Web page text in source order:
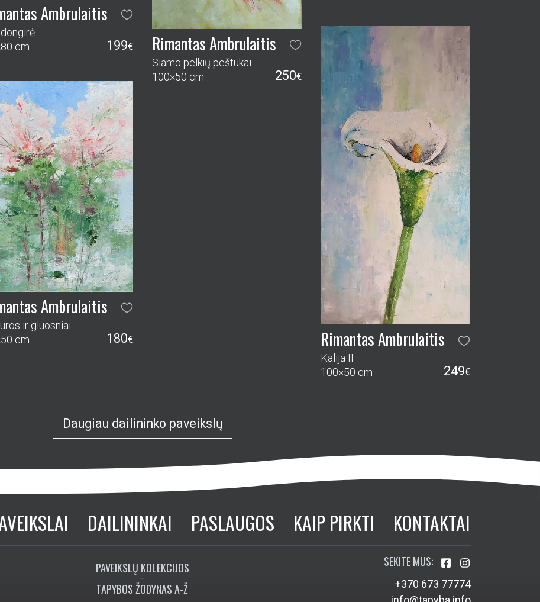
Rimantas Ambrulaitis
Siamo pelkių peštukai
100×50 cm
250€
Ambrulaitis
cm
199€
Rimantas Ambrulaitis
Kalija II
100×50 cm
249€
Ambrulaitis
ir gluosniai
cm
180€
Daugiau dailininko paveikslų
DAILININKAI PASLAUGOS KAIP PIRKTI KONTAKTAI
PAVEIKSLŲ KOLEKCIJOS
TAPYBOS ŽODYNAS A-Ž
SEKITE MUS:
+370 673 77774